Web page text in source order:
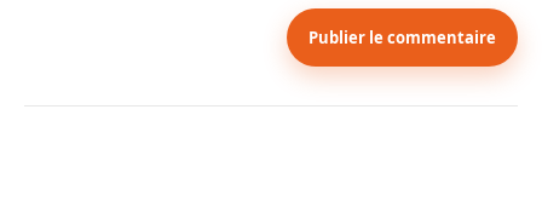
Publier le commentaire